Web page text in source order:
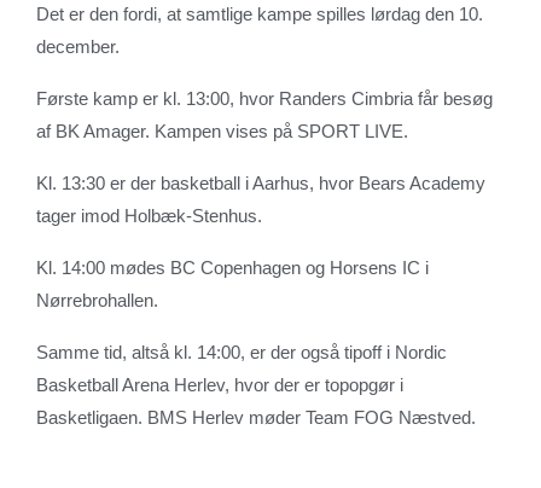
Det er den fordi, at samtlige kampe spilles lørdag den 10.
december.
Første kamp er kl. 13:00, hvor Randers Cimbria får besøg
af BK Amager. Kampen vises på SPORT LIVE.
Kl. 13:30 er der basketball i Aarhus, hvor Bears Academy
tager imod Holbæk-Stenhus.
Kl. 14:00 mødes BC Copenhagen og Horsens IC i
Nørrebrohallen.
Samme tid, altså kl. 14:00, er der også tipoff i Nordic
Basketball Arena Herlev, hvor der er topopgør i
Basketligaen. BMS Herlev møder Team FOG Næstved.